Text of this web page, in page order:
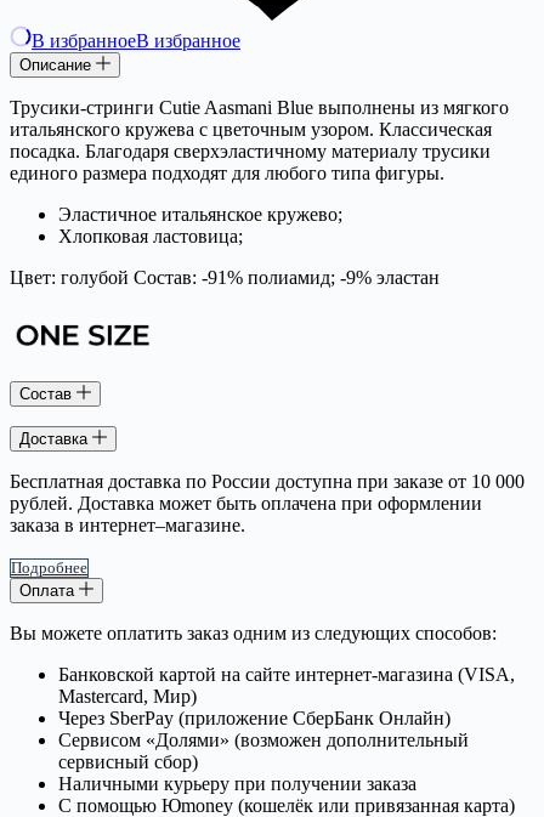
В избранноеВ избранное
Описание
Трусики-стринги Cutie Aasmani Blue выполнены из мягкого
итальянского кружева с цветочным узором. Классическая
посадка. Благодаря сверхэластичному материалу трусики
единого размера подходят для любого типа фигуры.
Эластичное итальянское кружево;
Хлопковая ластовица;
Цвет: голубой Состав: -91% полиамид; -9% эластан
Состав
Доставка
Бесплатная доставка по России доступна при заказе от 10 000
рублей. Доставка может быть оплачена при оформлении
заказа в интернет–магазине.
Подробнее
Оплата
Вы можете оплатить заказ одним из следующих способов:
Банковской картой на сайте интернет-магазина (VISA,
Mastercard, Мир)
Через SberPay (приложение СберБанк Онлайн)
Сервисом «Долями» (возможен дополнительный
сервисный сбор)
Наличными курьеру при получении заказа
С помощью Юmoney (кошелёк или привязанная карта)